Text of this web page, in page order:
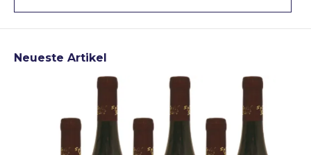
Neueste Artikel